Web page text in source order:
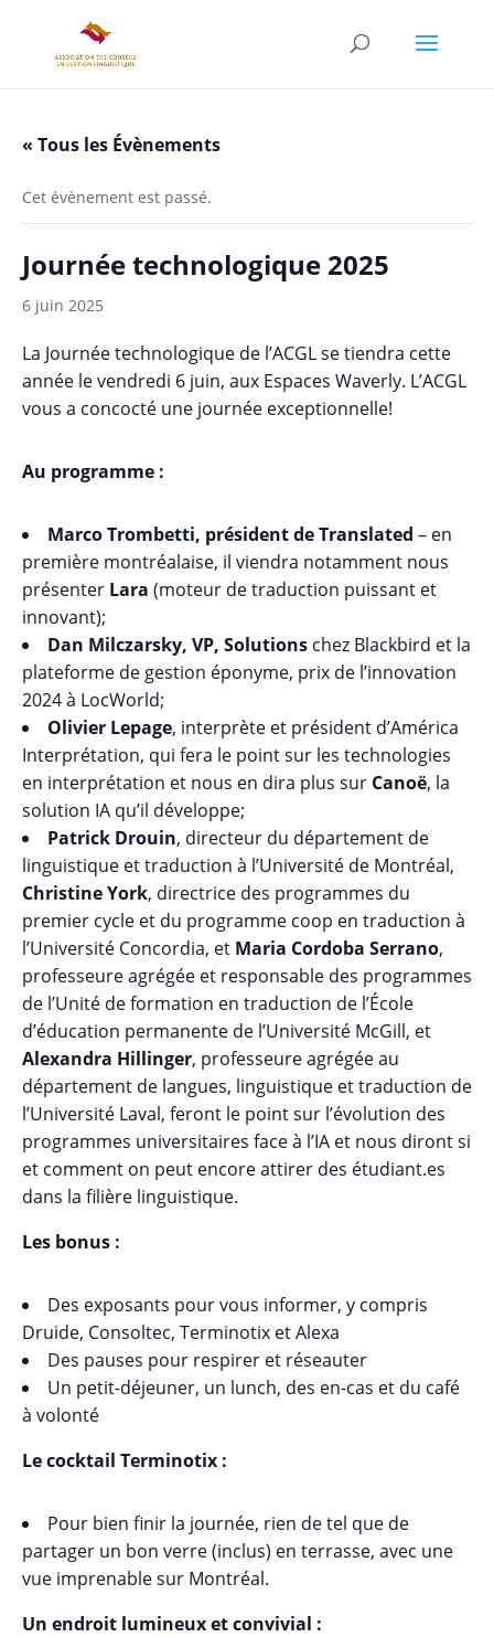
« Tous les Évènements
Cet évènement est passé.
Journée technologique 2025
6 juin 2025
La Journée technologique de l’ACGL se tiendra cette
année le vendredi 6 juin, aux Espaces Waverly. L’ACGL
vous a concocté une journée exceptionnelle!
Au programme :
Marco Trombetti, président de Translated – en
première montréalaise, il viendra notamment nous
présenter Lara (moteur de traduction puissant et
innovant);
Dan Milczarsky, VP, Solutions chez Blackbird et la
plateforme de gestion éponyme, prix de l’innovation
2024 à LocWorld;
Olivier Lepage, interprète et président d’América
Interprétation, qui fera le point sur les technologies
en interprétation et nous en dira plus sur Canoë, la
solution IA qu’il développe;
Patrick Drouin, directeur du département de
linguistique et traduction à l’Université de Montréal,
Christine York, directrice des programmes du
premier cycle et du programme coop en traduction à
l’Université Concordia, et Maria Cordoba Serrano,
professeure agrégée et responsable des programmes
de l’Unité de formation en traduction de l’École
d’éducation permanente de l’Université McGill, et
Alexandra Hillinger, professeure agrégée au
département de langues, linguistique et traduction de
l’Université Laval, feront le point sur l’évolution des
programmes universitaires face à l’IA et nous diront si
et comment on peut encore attirer des étudiant.es
dans la filière linguistique.
Les bonus :
Des exposants pour vous informer, y compris
Druide, Consoltec, Terminotix et Alexa
Des pauses pour respirer et réseauter
Un petit-déjeuner, un lunch, des en-cas et du café
à volonté
Le cocktail Terminotix :
Pour bien finir la journée, rien de tel que de
partager un bon verre (inclus) en terrasse, avec une
vue imprenable sur Montréal.
Un endroit lumineux et convivial :